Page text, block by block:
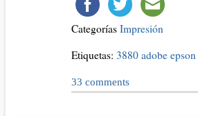
Categorías Impresión
Etiquetas: 3880 adobe epson
33 comments